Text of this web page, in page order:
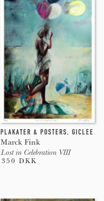
PLAKATER & POSTERS, GICLEE
Marck Fink
Lost in Celebration VIII
350 DKK